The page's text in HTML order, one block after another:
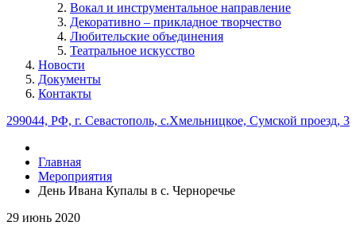
Вокал и инструментальное направление
Декоративно – прикладное творчество
Любительские объединения
Театральное искусство
Новости
Документы
Контакты
299044, РФ, г. Севастополь, с.Хмельницкое, Сумской проезд, 3
Главная
Мероприятия
День Ивана Купалы в с. Черноречье
29 июнь 2020